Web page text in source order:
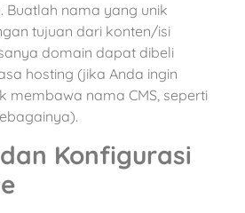
Buatlah nama yang unik
tujuan dari konten/isi
domain dapat dibeli
hosting (jika Anda ingin
membawa nama CMS, seperti
Konfigurasi